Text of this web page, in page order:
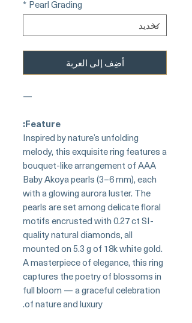
Pearl Grading
*
أضِف إلى العربة
—
Feature:
Inspired by nature’s unfolding
melody, this exquisite ring features a
bouquet-like arrangement of AAA
Baby Akoya pearls (3–6 mm), each
with a glowing aurora luster. The
pearls are set among delicate floral
motifs encrusted with 0.27 ct SI-
quality natural diamonds, all
mounted on 5.3 g of 18k white gold.
A masterpiece of elegance, this ring
captures the poetry of blossoms in
full bloom — a graceful celebration
of nature and luxury.